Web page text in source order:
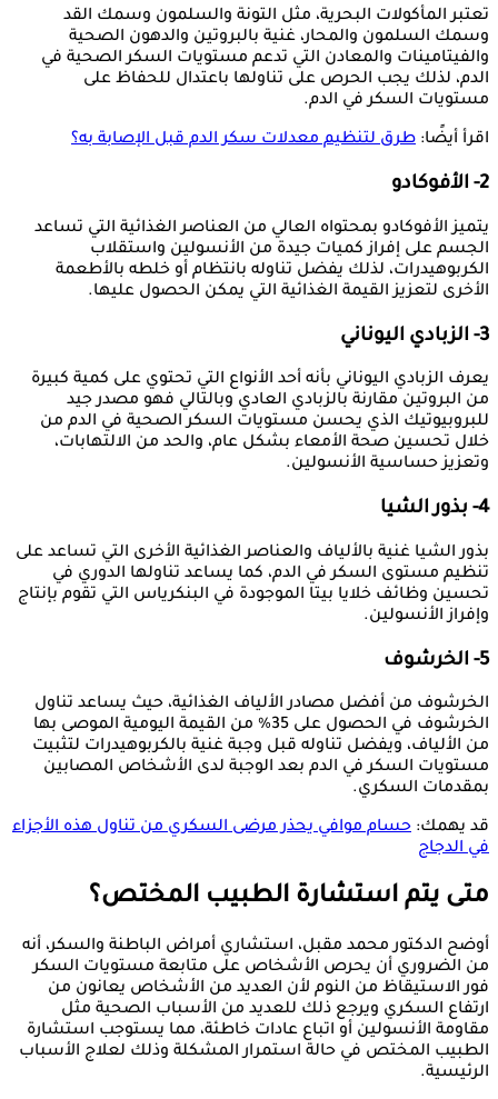
تعتبر المأكولات البحرية، مثل التونة والسلمون وسمك القد
وسمك السلمون والمحار، غنية بالبروتين والدهون الصحية
والفيتامينات والمعادن التي تدعم مستويات السكر الصحية في
الدم، لذلك يجب الحرص على تناولها باعتدال للحفاظ على
مستويات السكر في الدم.
اقرأ أيضًا: طرق لتنظيم معدلات سكر الدم قبل الإصابة به؟
2- الأفوكادو
يتميز الأفوكادو بمحتواه العالي من العناصر الغذائية التي تساعد
الجسم على إفراز كميات جيدة من الأنسولين واستقلاب
الكربوهيدرات، لذلك يفضل تناوله بانتظام أو خلطه بالأطعمة
الأخرى لتعزيز القيمة الغذائية التي يمكن الحصول عليها.
3- الزبادي اليوناني
يعرف الزبادي اليوناني بأنه أحد الأنواع التي تحتوي على كمية كبيرة
من البروتين مقارنة بالزبادي العادي وبالتالي فهو مصدر جيد
للبروبيوتيك الذي يحسن مستويات السكر الصحية في الدم من
خلال تحسين صحة الأمعاء بشكل عام، والحد من الالتهابات،
وتعزيز حساسية الأنسولين.
4- بذور الشيا
بذور الشيا غنية بالألياف والعناصر الغذائية الأخرى التي تساعد على
تنظيم مستوى السكر في الدم، كما يساعد تناولها الدوري في
تحسين وظائف خلايا بيتا الموجودة في البنكرياس التي تقوم بإنتاج
وإفراز الأنسولين.
5- الخرشوف
الخرشوف من أفضل مصادر الألياف الغذائية، حيث يساعد تناول
الخرشوف في الحصول على 35% من القيمة اليومية الموصى بها
من الألياف، ويفضل تناوله قبل وجبة غنية بالكربوهيدرات لتثبيت
مستويات السكر في الدم بعد الوجبة لدى الأشخاص المصابين
بمقدمات السكري.
قد يهمك: حسام موافي يحذر مرضى السكري من تناول هذه الأجزاء
في الدجاج
متى يتم استشارة الطبيب المختص؟
أوضح الدكتور محمد مقبل، استشاري أمراض الباطنة والسكر، أنه
من الضروري أن يحرص الأشخاص على متابعة مستويات السكر
فور الاستيقاظ من النوم لأن العديد من الأشخاص يعانون من
ارتفاع السكري ويرجع ذلك للعديد من الأسباب الصحية مثل
مقاومة الأنسولين أو اتباع عادات خاطئة، مما يستوجب استشارة
الطبيب المختص في حالة استمرار المشكلة وذلك لعلاج الأسباب
الرئيسية.